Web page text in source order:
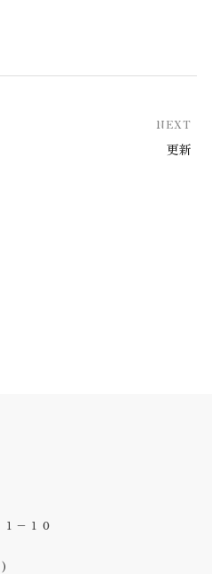
NEXT
更新
１−１０